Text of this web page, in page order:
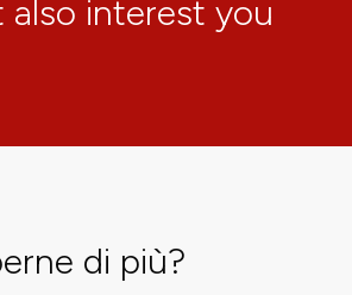
also interest you
di più?